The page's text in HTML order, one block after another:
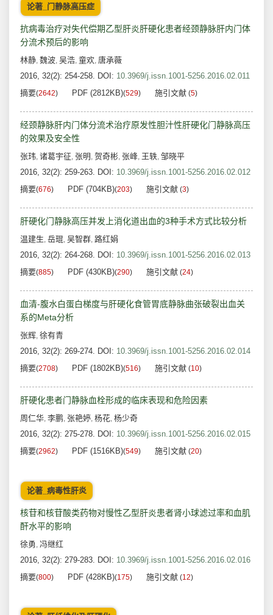
论著_门静脉高压症
抗病毒治疗对失代偿期乙型肝炎肝硬化患者经颈静脉肝内门体
分流术预后的影响
林静, 魏波, 吴浩, 童欢, 唐承薇
2016, 32(2): 254-258. DOI: 10.3969/j.issn.1001-5256.2016.02.011
摘要(2642) PDF (2812KB)(529) 施引文献 (5)
经颈静脉肝内门体分流术治疗原发性胆汁性肝硬化门静脉高压
的效果及安全性
张玮, 诸葛宇征, 张明 , 贺奇彬, 张峰, 王轶, 邹晓平
2016, 32(2): 259-263. DOI: 10.3969/j.issn.1001-5256.2016.02.012
摘要(676) PDF (704KB)(203) 施引文献 (3)
肝硬化门静脉高压并发上消化道出血的3种手术方式比较分析
温建生, 岳琨, 吴智群, 路红娟
2016, 32(2): 264-268. DOI: 10.3969/j.issn.1001-5256.2016.02.013
摘要(885) PDF (430KB)(290) 施引文献 (24)
血清-腹水白蛋白梯度与肝硬化食管胃底静脉曲张破裂出血关
系的Meta分析
张辉, 徐有青
2016, 32(2): 269-274. DOI: 10.3969/j.issn.1001-5256.2016.02.014
摘要(2708) PDF (1802KB)(516) 施引文献 (10)
肝硬化患者门静脉血栓形成的临床表现和危险因素
周仁华, 李鹏, 张艳婷, 杨花, 杨少奇
2016, 32(2): 275-278. DOI: 10.3969/j.issn.1001-5256.2016.02.015
摘要(2962) PDF (1516KB)(549) 施引文献 (20)
论著_病毒性肝炎
核苷和核苷酸类药物对慢性乙型肝炎患者肾小球滤过率和血肌
酐水平的影响
徐勇, 冯继红
2016, 32(2): 279-283. DOI: 10.3969/j.issn.1001-5256.2016.02.016
摘要(800) PDF (428KB)(175) 施引文献 (12)